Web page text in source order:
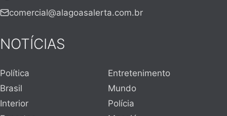
comercial@alagoasalerta.com.br
NOTÍCIAS
Política
Entretenimento
Brasil
Mundo
Interior
Polícia